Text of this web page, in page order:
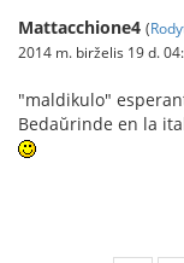
Mattacchione4 (
2014 m. birželis 19 d.
"maldikulo"
Bedaŭrinde en la